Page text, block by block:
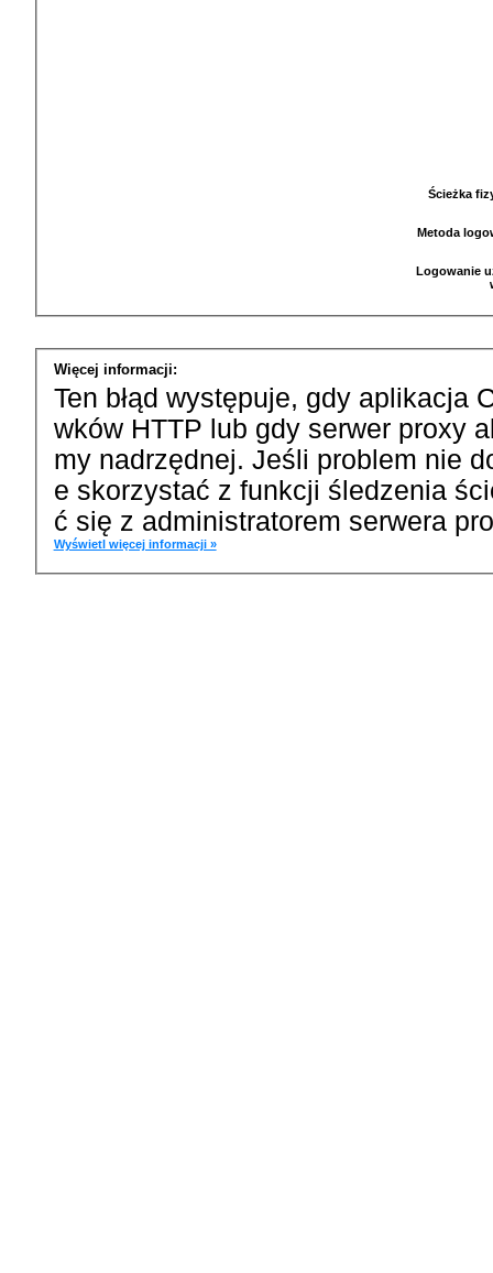
Ścieżka
Metoda
Logowanie
Więcej informacji:
Ten błąd występuje, gdy aplikacja
wków HTTP lub gdy serwer proxy
my nadrzędnej. Jeśli problem nie
e skorzystać z funkcji śledzenia
ć się z administratorem serwera
Wyświetl więcej informacji »